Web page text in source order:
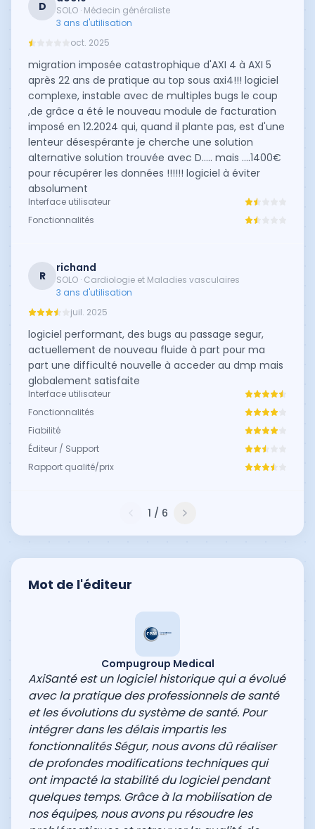
D
SOLO · Médecin généraliste
3 ans d'utilisation
oct. 2025
migration imposée catastrophique d'AXI 4 à AXI 5
après 22 ans de pratique au top sous axi4!!! logiciel
complexe, instable avec de multiples bugs le coup
,de grâce a été le nouveau module de facturation
imposé en 12.2024 qui, quand il plante pas, est d'une
lenteur désespérante je cherche une solution
alternative solution trouvée avec D..... mais ....1400€
pour récupérer les données !!!!!! logiciel à éviter
absolument
Interface utilisateur
Fonctionnalités
R
richand
SOLO · Cardiologie et Maladies vasculaires
3 ans d'utilisation
juil. 2025
logiciel performant, des bugs au passage segur,
actuellement de nouveau fluide à part pour ma
part une difficulté nouvelle à acceder au dmp mais
globalement satisfaite
Interface utilisateur
Fonctionnalités
Fiabilité
Éditeur / Support
Rapport qualité/prix
1 / 6
Mot de l'éditeur
Compugroup Medical
AxiSanté est un logiciel historique qui a évolué
avec la pratique des professionnels de santé
et les évolutions du système de santé. Pour
intégrer dans les délais impartis les
fonctionnalités Ségur, nous avons dû réaliser
de profondes modifications techniques qui
ont impacté la stabilité du logiciel pendant
quelques temps. Grâce à la mobilisation de
nos équipes, nous avons pu résoudre les